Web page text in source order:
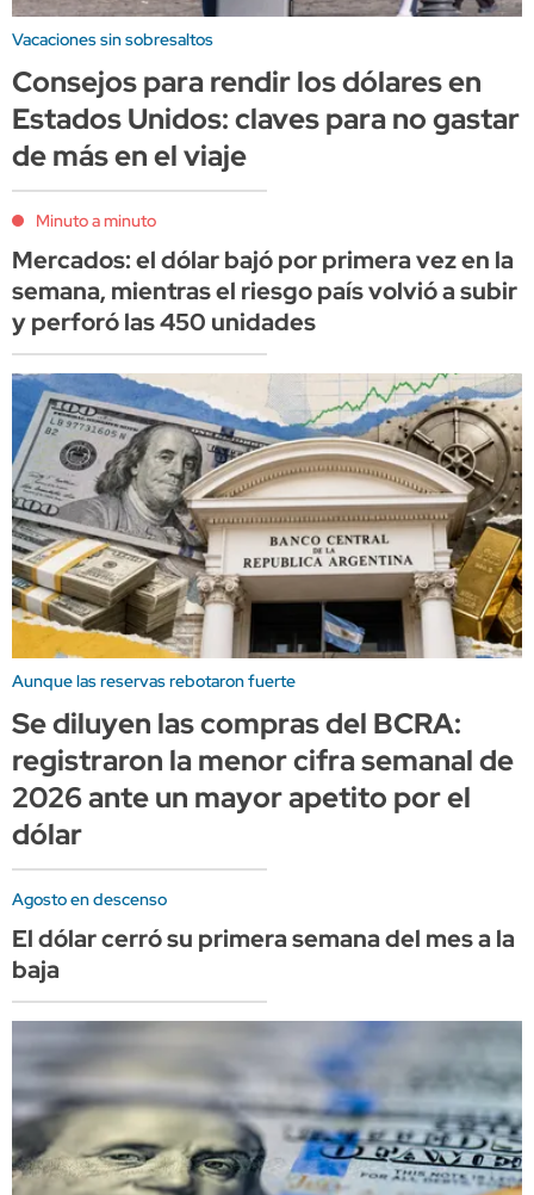
Vacaciones sin sobresaltos
Consejos para rendir los dólares en
Estados Unidos: claves para no gastar
de más en el viaje
Minuto a minuto
Mercados: el dólar bajó por primera vez en la
semana, mientras el riesgo país volvió a subir
y perforó las 450 unidades
Aunque las reservas rebotaron fuerte
Se diluyen las compras del BCRA:
registraron la menor cifra semanal de
2026 ante un mayor apetito por el
dólar
Agosto en descenso
El dólar cerró su primera semana del mes a la
baja